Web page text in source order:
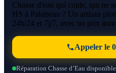
Chasse d'eau qui coule, qui ne
HS à Palaiseau ? Un artisan
24h/24 et 7j/7, avec un prix
Appeler le
Réparation Chasse d’Eau